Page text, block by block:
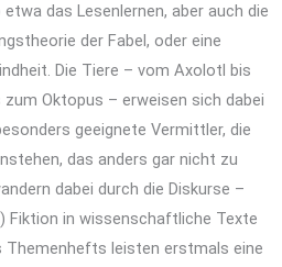
das Lesenlernen, aber auch die
der Fabel, oder eine
Die Tiere – vom Axolotl bis
Oktopus – erweisen sich dabei
geeignete Vermittler, die
das anders gar nicht zu
dabei durch die Diskurse –
Fiktion in wissenschaftliche Texte
Themenhefts leisten erstmals eine